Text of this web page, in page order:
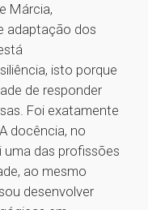
Márcia,
adaptação dos
isto porque
de responder
Foi exatamente
docência, no
uma das profissões
ao mesmo
desenvolver